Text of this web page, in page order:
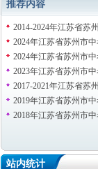
推荐内容
2014-2024年江苏省苏
2024年江苏省苏州市
2024年江苏省苏州市
2023年江苏省苏州市
2017-2021年江苏省苏
2019年江苏省苏州市
2018年江苏省苏州市
站内统计